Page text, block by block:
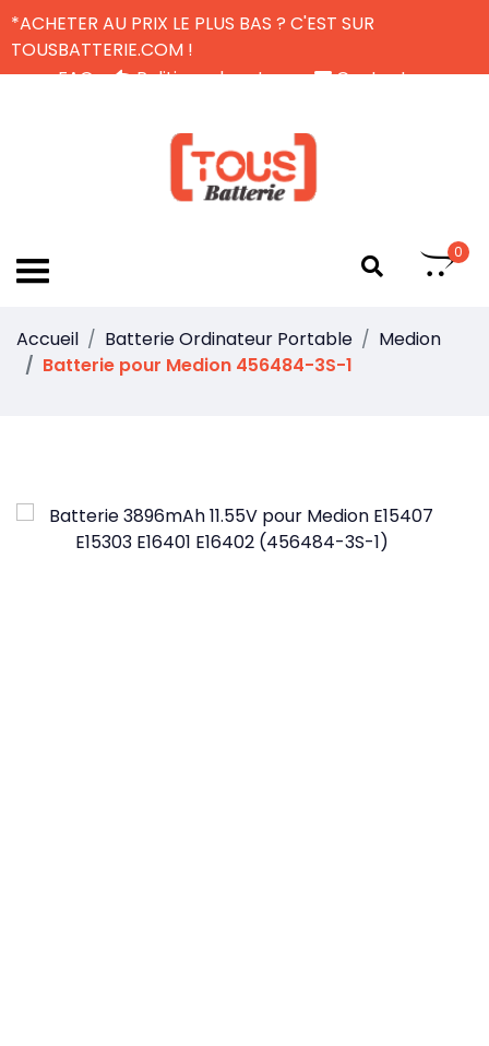
*ACHETER AU PRIX LE PLUS BAS ? C'EST SUR
TOUSBATTERIE.COM !
FAQ
Politique de retour
Contactez-nous
0
Accueil Batterie Ordinateur Portable
Medion
Batterie pour Medion 456484-3S-1